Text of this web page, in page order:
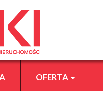
OFERTA